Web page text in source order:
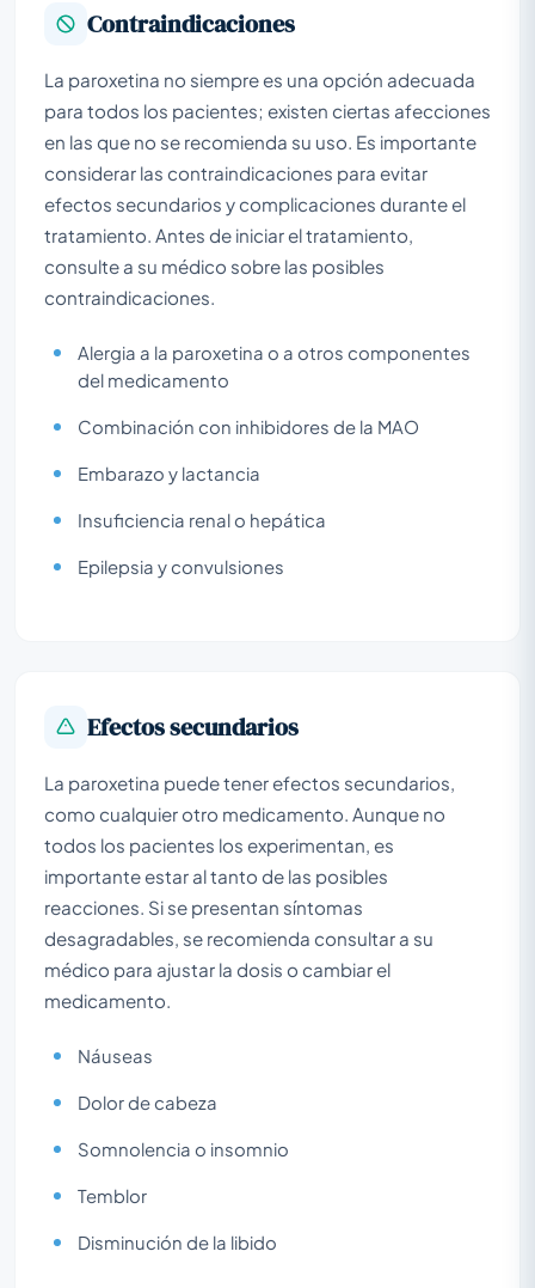
Contraindicaciones
La paroxetina no siempre es una opción adecuada
para todos los pacientes; existen ciertas afecciones
en las que no se recomienda su uso. Es importante
considerar las contraindicaciones para evitar
efectos secundarios y complicaciones durante el
tratamiento. Antes de iniciar el tratamiento,
consulte a su médico sobre las posibles
contraindicaciones.
Alergia a la paroxetina o a otros componentes
del medicamento
Combinación con inhibidores de la MAO
Embarazo y lactancia
Insuficiencia renal o hepática
Epilepsia y convulsiones
Efectos secundarios
La paroxetina puede tener efectos secundarios,
como cualquier otro medicamento. Aunque no
todos los pacientes los experimentan, es
importante estar al tanto de las posibles
reacciones. Si se presentan síntomas
desagradables, se recomienda consultar a su
médico para ajustar la dosis o cambiar el
medicamento.
Náuseas
Dolor de cabeza
Somnolencia o insomnio
Temblor
Disminución de la libido